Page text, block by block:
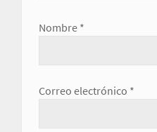
Nombre *
Correo electrónico *